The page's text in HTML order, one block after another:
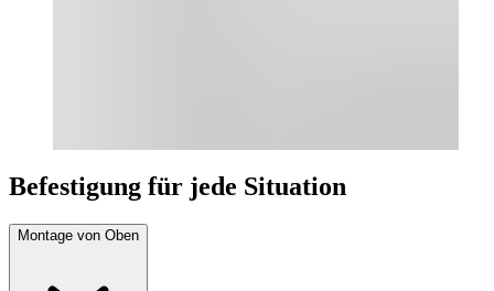
Befestigung für jede Situation
Montage von Oben